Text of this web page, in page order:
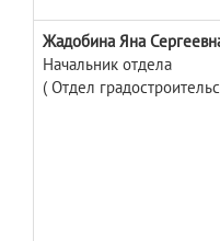
Жадобина Яна
Начальник отдела
( Отдел